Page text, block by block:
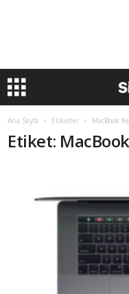
Ana Sayfa Etiketler MacBook
Etiket: